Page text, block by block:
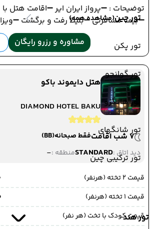
تور چین(مشاهده همه)
تور پکن
تور گوانجو
تور هانگژو
تور شانگهای
تور ترکیبی چین
تور هند
توضیحات : ➖پرواز ایران ایر ➖اقامت هتل
➖بیمه مسافرتی ➖بلیط رفت و برگشت ➖ویزا
مشاوره و رزرو رایگان
هتل دایموند باکو
DIAMOND HOTEL BAKU
7 شب اقامت
فقط صبحانه(BB)
دید اتاق :STANDARDمنطقه :-
قیمت 2 تخته (هرنفر)
قیمت 1 تخته (هرنفر)
قیمت کودک با تخت (هر نفر)